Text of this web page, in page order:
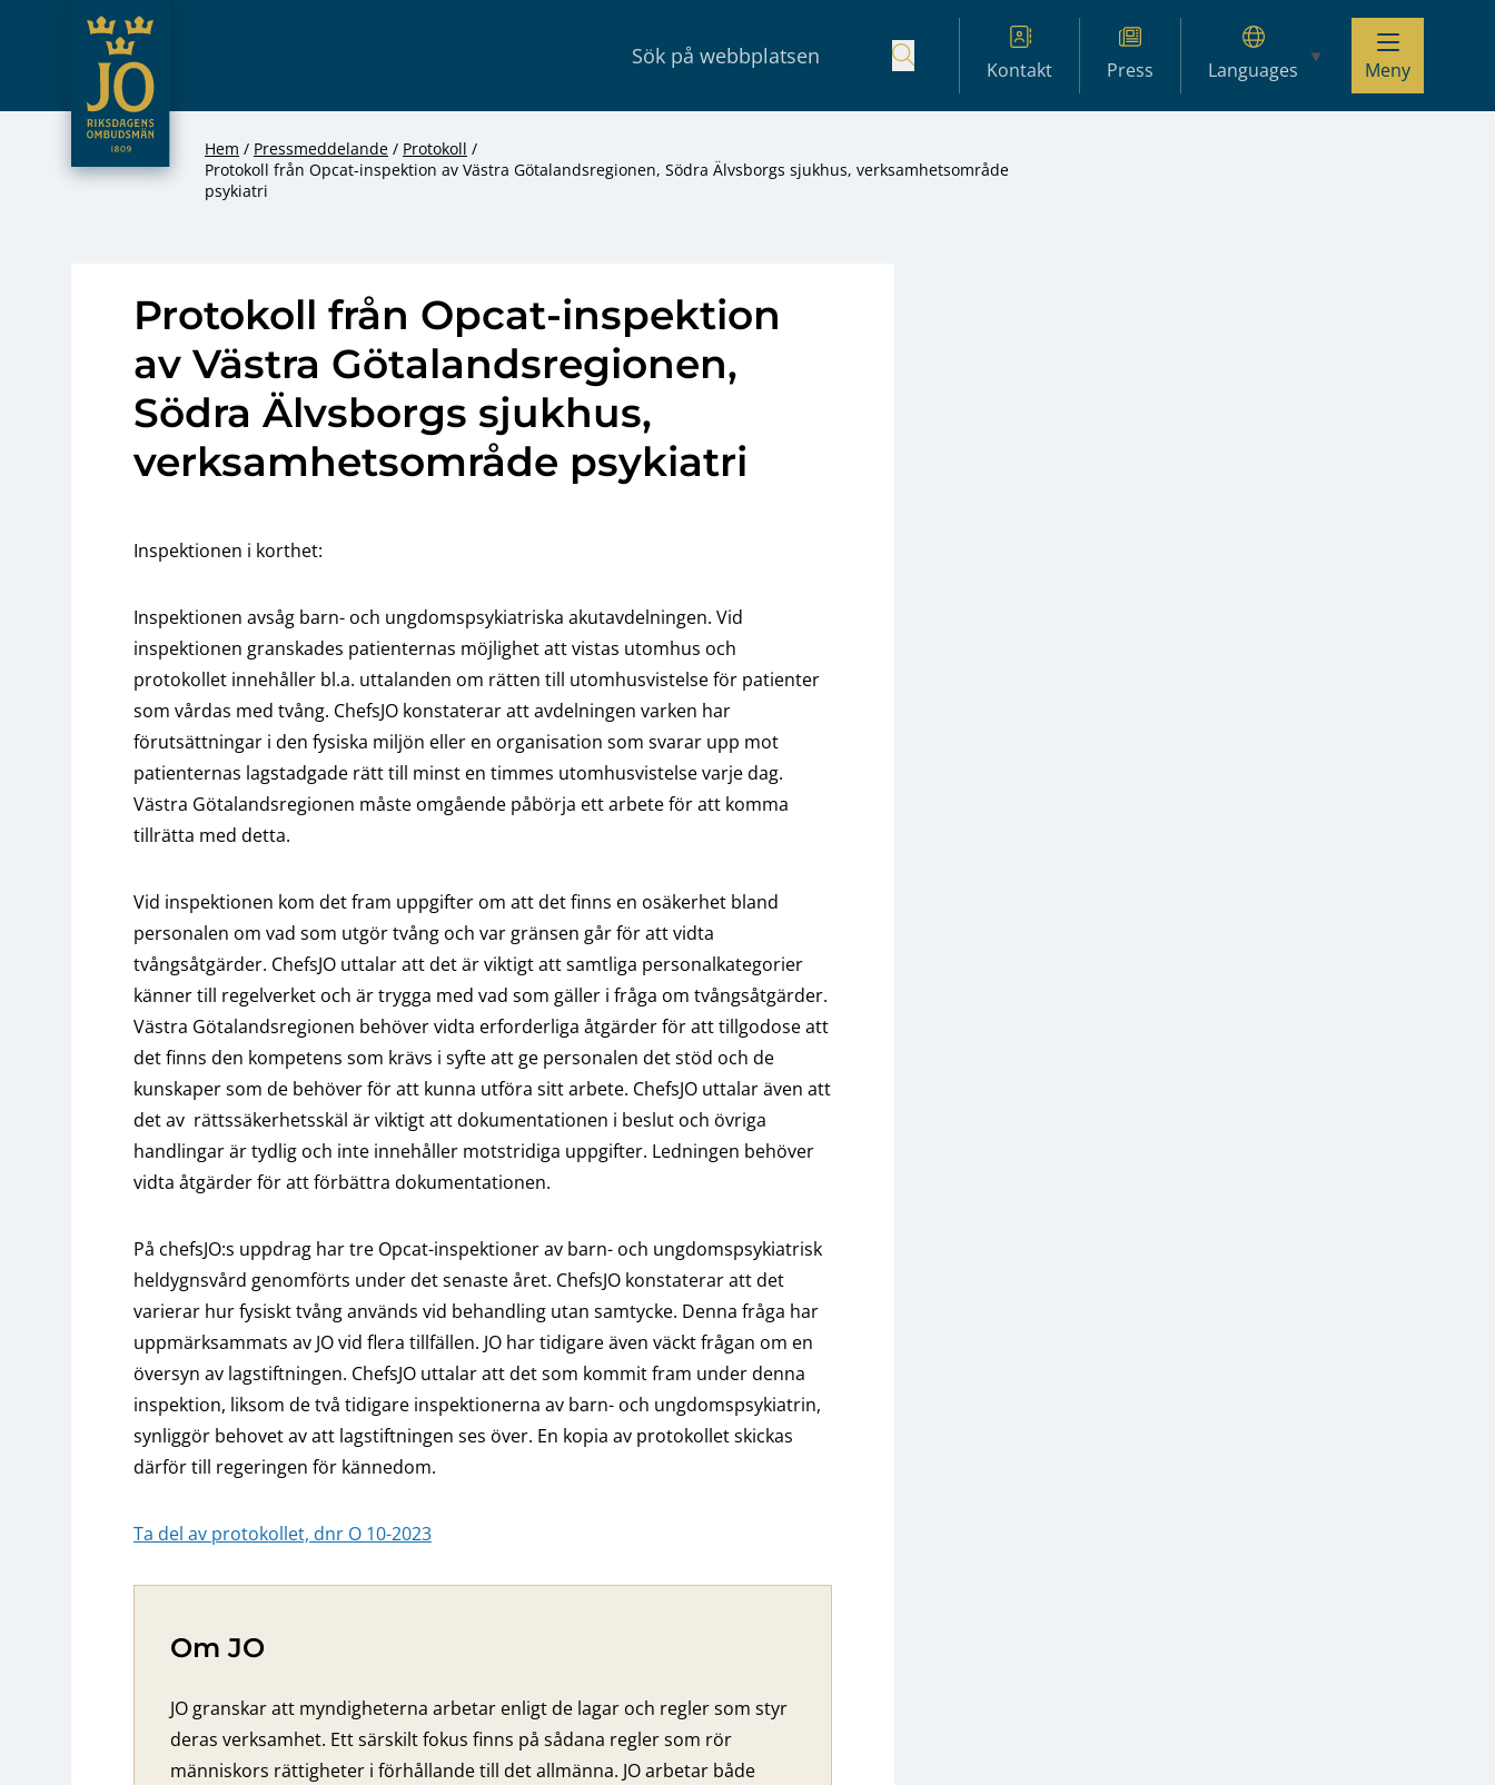
Hoppa till innehåll
JO – Riksdagens Ombudsmän
Kontakt Press Languages Meny
Hem Pressmeddelande
Protokoll
Protokoll från Opcat-inspektion av Västra Götalandsregionen, Södra Älvsborgs sjukhus, verksamhetsområde
psykiatri
Protokoll från Opcat-inspektion
av Västra Götalandsregionen,
Södra Älvsborgs sjukhus,
verksamhetsområde psykiatri
Inspektionen i korthet:
Inspektionen avsåg barn- och ungdomspsykiatriska akutavdelningen. Vid
inspektionen granskades patienternas möjlighet att vistas utomhus och
protokollet innehåller bl.a. uttalanden om rätten till utomhusvistelse för patienter
som vårdas med tvång. ChefsJO konstaterar att avdelningen varken har
förutsättningar i den fysiska miljön eller en organisation som svarar upp mot
patienternas lagstadgade rätt till minst en timmes utomhusvistelse varje dag.
Västra Götalandsregionen måste omgående påbörja ett arbete för att komma
tillrätta med detta.
Vid inspektionen kom det fram uppgifter om att det finns en osäkerhet bland
personalen om vad som utgör tvång och var gränsen går för att vidta
tvångsåtgärder. ChefsJO uttalar att det är viktigt att samtliga personalkategorier
känner till regelverket och är trygga med vad som gäller i fråga om tvångsåtgärder.
Västra Götalandsregionen behöver vidta erforderliga åtgärder för att tillgodose att
det finns den kompetens som krävs i syfte att ge personalen det stöd och de
kunskaper som de behöver för att kunna utföra sitt arbete. ChefsJO uttalar även att
det av rättssäkerhetsskäl är viktigt att dokumentationen i beslut och övriga
handlingar är tydlig och inte innehåller motstridiga uppgifter. Ledningen behöver
vidta åtgärder för att förbättra dokumentationen.
På chefsJO:s uppdrag har tre Opcat-inspektioner av barn- och ungdomspsykiatrisk
heldygnsvård genomförts under det senaste året. ChefsJO konstaterar att det
varierar hur fysiskt tvång används vid behandling utan samtycke. Denna fråga har
uppmärksammats av JO vid flera tillfällen. JO har tidigare även väckt frågan om en
översyn av lagstiftningen. ChefsJO uttalar att det som kommit fram under denna
inspektion, liksom de två tidigare inspektionerna av barn- och ungdomspsykiatrin,
synliggör behovet av att lagstiftningen ses över. En kopia av protokollet skickas
därför till regeringen för kännedom.
Ta del av protokollet, dnr O 10-2023
Om JO
JO granskar att myndigheterna arbetar enligt de lagar och regler som styr
deras verksamhet. Ett särskilt fokus finns på sådana regler som rör
människors rättigheter i förhållande till det allmänna. JO arbetar både